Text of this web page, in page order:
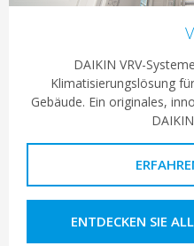
DAIKIN VRV-
Klimatisierungslösung
Gebäude. Ein originales,
ENTDECKEN SIE